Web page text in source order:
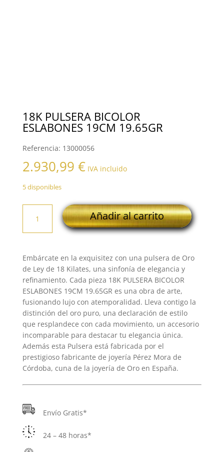
18K PULSERA BICOLOR
ESLABONES 19CM 19.65GR
Referencia: 13000056
2.930,99 € IVA incluido
5 disponibles
PULSERA
BICOLOR
19CM
19.65GR
cantidad
Añadir al carrito
Embárcate en la exquisitez con una pulsera de Oro
de Ley de 18 Kilates, una sinfonía de elegancia y
refinamiento. Cada pieza 18K PULSERA BICOLOR
ESLABONES 19CM 19.65GR es una obra de arte,
fusionando lujo con atemporalidad. Lleva contigo la
distinción del oro puro, una declaración de estilo
que resplandece con cada movimiento, un accesorio
incomparable para destacar tu elegancia única.
Además esta Pulsera está fabricada por el
prestigioso fabricante de joyería Pérez Mora de
Córdoba, cuna de la joyería de Oro en España.
Envío Gratis*
24 – 48 horas*